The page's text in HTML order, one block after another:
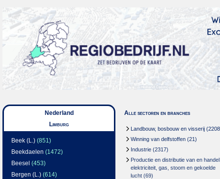
Nederland
Limburg
Beek (L.) (851)
Beekdaelen (1472)
Beesel (453)
Bergen (L.) (614)
Alle sectoren en branches
Landbouw, bosbouw en visserij
Winning van delfstoffen (21)
Industrie (2317)
Productie en distributie van en
elektriciteit, gas, stoom en gekoelde
lucht (69)